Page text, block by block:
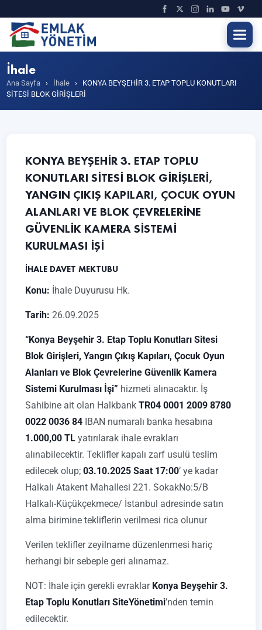
İhale
Ana Sayfa › İhale ›
KONYA BEYŞEHİR 3. ETAP TOPLU KONUTLARI
SİTESİ BLOK GİRİŞLERİ
KONYA BEYŞEHİR 3. ETAP TOPLU
KONUTLARI SİTESİ BLOK GİRİŞLERİ,
YANGIN ÇIKIŞ KAPILARI, ÇOCUK OYUN
ALANLARI VE BLOK ÇEVRELERİNE
GÜVENLİK KAMERA SİSTEMİ
KURULMASI İŞİ
İHALE DAVET MEKTUBU
Konu: İhale Duyurusu Hk.
Tarih: 26.09.2025
“Konya Beyşehir 3. Etap Toplu Konutları Sitesi
Blok Girişleri, Yangın Çıkış Kapıları, Çocuk Oyun
Alanları ve Blok Çevrelerine Güvenlik Kamera
Sistemi Kurulması İşi” hizmeti alınacaktır. İş
Sahibine ait olan HalkbankTR04 0001 2009 8780
0022 0036 84 IBAN numaralı banka hesabına
1.000,00 TL yatırılarak ihale evrakları
alınabilecektir. Teklifler kapalı zarf usulü teslim
edilecek olup;03.10.2025 Saat 17:00’ ye kadar
Halkalı Atakent Mahallesi 221. SokakNo:5/B
Halkalı-Küçükçekmece/ İstanbul adresinde satın
alma birimine tekliflerin verilmesi rica olunur
Verilen teklifler zeyilname düzenlenmesi hariç
herhangi bir sebeple geri alınamaz.
NOT: İhale için gerekli evraklar Konya Beyşehir 3.
Etap Toplu Konutları SiteYönetimi’nden temin
edilecektir.